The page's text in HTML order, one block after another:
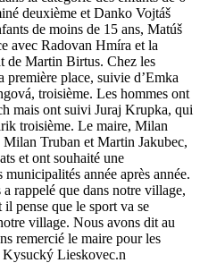
deuxième et Danko Vojtáš
de moins de 15 ans, Matúš
avec Radovan Hmíra et la
de Martin Birtus. Chez les
place, suivie d’Emka
troisième. Les hommes ont
mais ont suivi Juraj Krupka, qui
troisième. Le maire, Milan
Truban et Martin Jakubec,
et ont souhaité une
année après année.
rappelé que dans notre village,
il pense que le sport va se
village. Nous avons dit au
remercié le maire pour les
Lieskovec.n